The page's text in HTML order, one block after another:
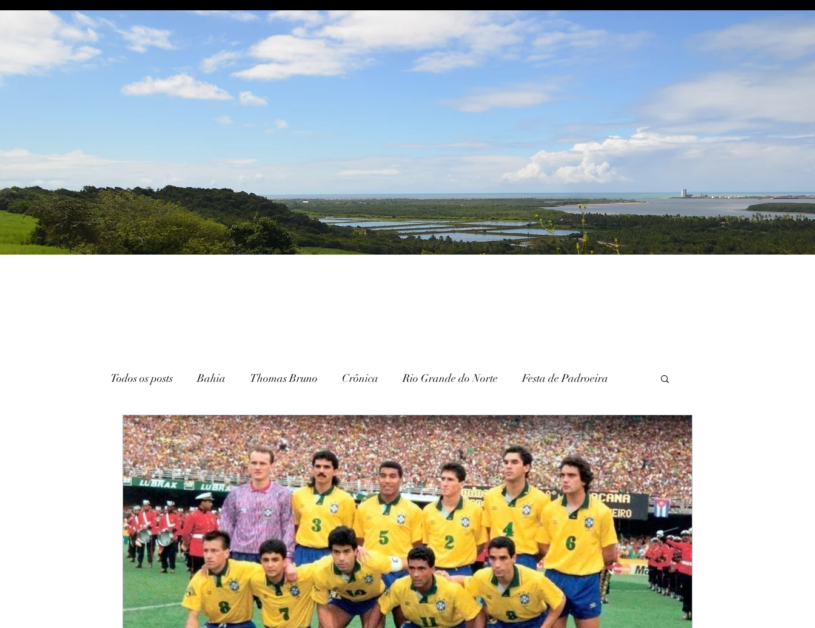
Todos os posts Bahia Thomas Bruno Crônica Rio Grande do Norte Festa de Padroeira
João Pessoa Livraria Paraíba Patrimônio Histórico Patrimônio Natural Literatura
Caturité Conto Memória Gurjão Cariri Serra Branca IHGSB
Campina Grande Rádio Escavações Arqueologia Galante Festa Junina
Turismo Rural Botija Lendas Fotografia Marinha Recife